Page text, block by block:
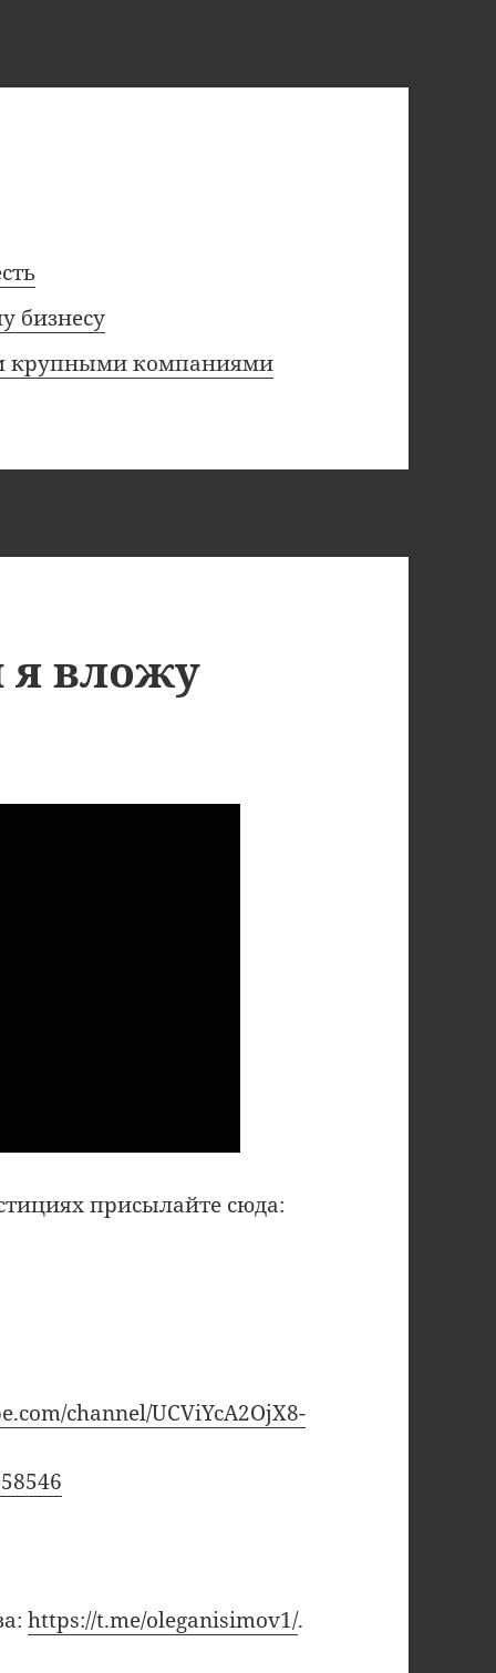
бизнесу
крупными компаниями
я вложу
присылайте сюда:
channel/UCViYcA2OjX8-
https://t.me/oleganisimov1/.